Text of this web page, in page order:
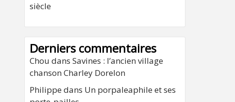
siècle
Derniers commentaires
Chou dans Savines : l’ancien village
chanson Charley Dorelon
Philippe dans Un porpaleaphile et ses